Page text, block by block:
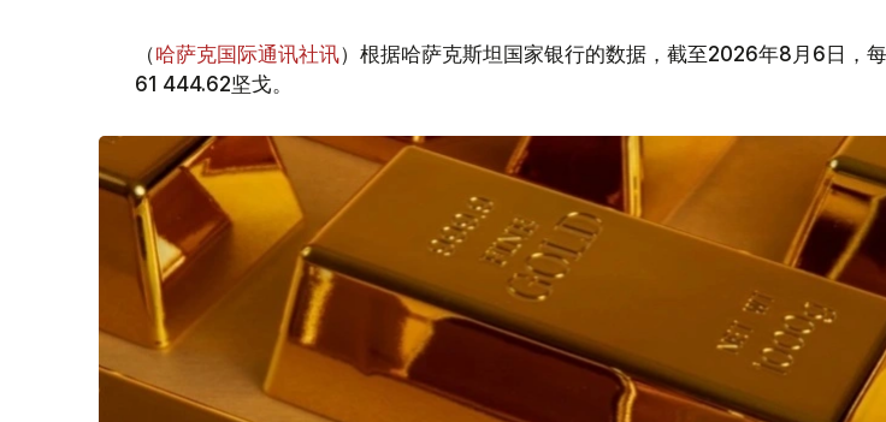
（哈萨克国际通讯社讯）根据哈萨克斯坦国家银行的数据，截至2026年8月6日，
61 444.62坚戈。